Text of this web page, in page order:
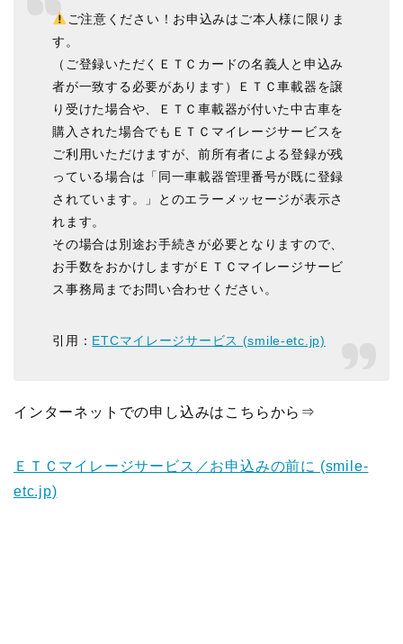
ご注意ください！お申込みはご本人様に限りま
す。
（ご登録いただくＥＴＣカードの名義人と申込み
者が一致する必要があります）ＥＴＣ車載器を譲
り受けた場合や、ＥＴＣ車載器が付いた中古車を
購入された場合でもＥＴＣマイレージサービスを
ご利用いただけますが、前所有者による登録が残
っている場合は 「同一車載器管理番号が既に登録
されています。」とのエラーメッセージが表示さ
れます。
その場合は別途お手続きが必要となりますので、
お手数をおかけしますがＥＴＣマイレージサービ
ス事務局までお問い合わせください。
引用： ETCマイレージサービス (smile-etc.jp)
インターネットでの申し込みはこちらから⇒
ＥＴＣマイレージサービス／お申込みの前に (smile-
etc.jp)